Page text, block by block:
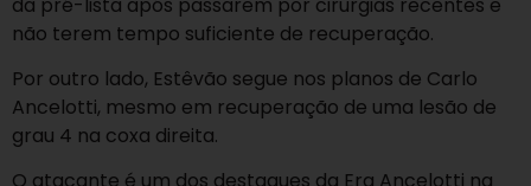
não terem tempo suficiente de recuperação.
Por outro lado, Estêvão segue nos planos de Carlo
Ancelotti, mesmo em recuperação de uma lesão de
grau 4 na coxa direita.